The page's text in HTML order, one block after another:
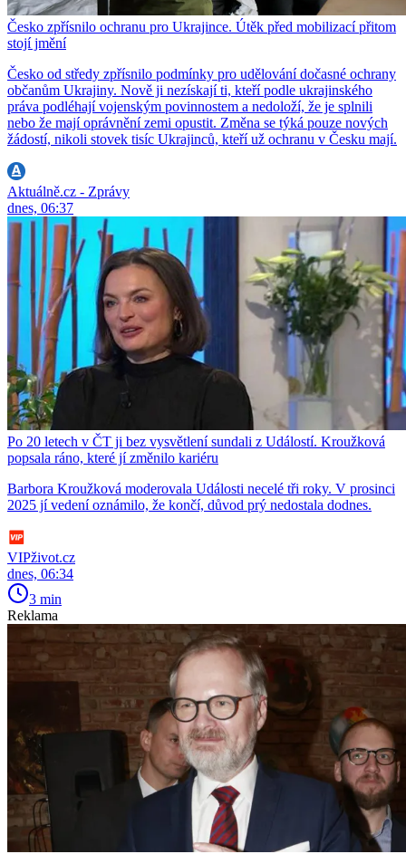
Česko zpřísnilo ochranu pro Ukrajince. Útěk před mobilizací přitom
stojí jmění
Česko od středy zpřísnilo podmínky pro udělování dočasné ochrany
občanům Ukrajiny. Nově ji nezískají ti, kteří podle ukrajinského
práva podléhají vojenským povinnostem a nedoloží, že je splnili
nebo že mají oprávnění zemi opustit. Změna se týká pouze nových
žádostí, nikoli stovek tisíc Ukrajinců, kteří už ochranu v Česku mají.
Aktuálně.cz - Zprávy
dnes, 06:37
Po 20 letech v ČT ji bez vysvětlení sundali z Událostí. Kroužková
popsala ráno, které jí změnilo kariéru
Barbora Kroužková moderovala Události necelé tři roky. V prosinci
2025 jí vedení oznámilo, že končí, důvod prý nedostala dodnes.
VIPživot.cz
dnes, 06:34
3 min
Reklama